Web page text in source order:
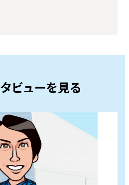
ビューを見る